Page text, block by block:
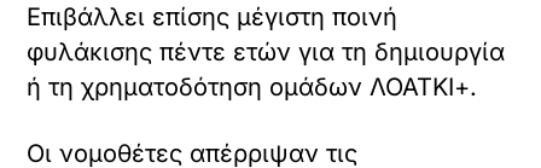
Επιβάλλει επίσης μέγιστη ποινή
φυλάκισης πέντε ετών για τη δημιουργία
ή τη χρηματοδότηση ομάδων ΛΟΑΤΚΙ+.
Οι νομοθέτες απέρριψαν τις